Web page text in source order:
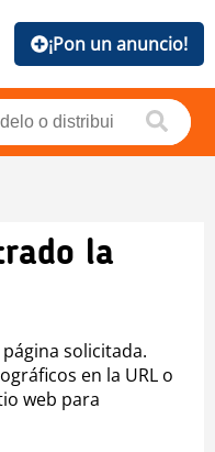
¡Pon un anuncio!
la
solicitada.
en la URL o
web para